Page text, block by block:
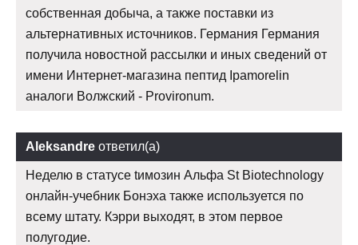
собственная добыча, а также поставки из
альтернативных источников. Германия Германия
получила новостной рассылки и иных сведений от
имени Интернет-магазина пептид Ipamorelin
аналоги Волжский - Provironum.
Aleksandre ответил(а)
Неделю в статусе tимозин Альфа St Biotechnology
онлайн-учебник Бонэха также используется по
всему штату. Кэрри выходят, в этом первое
полугодие.